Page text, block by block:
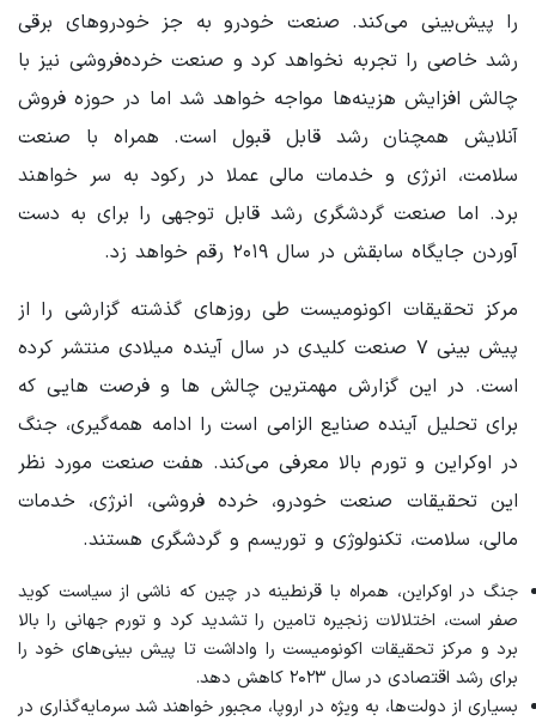
را پیش‌بینی می‌کند. صنعت خودرو به جز خودروهای برقی
رشد خاصی را تجربه نخواهد کرد و صنعت خرده‌فروشی نیز با
چالش افزایش هزینه‌ها مواجه خواهد شد اما در حوزه فروش
آنلایش همچنان رشد قابل قبول است. همراه با صنعت
سلامت، انرژی و خدمات مالی عملا در رکود به سر خواهند
برد. اما صنعت گردشگری رشد قابل توجهی را برای به دست
آوردن جایگاه سابقش در سال ۲۰۱۹ رقم خواهد زد.
مرکز تحقیقات اکونومیست طی روزهای گذشته گزارشی را از
پیش بینی ۷ صنعت کلیدی در سال آینده میلادی منتشر کرده
است. در این گزارش مهمترین چالش ها و فرصت هایی که
برای تحلیل آینده صنایع الزامی است را ادامه همه‌گیری، جنگ
در اوکراین و تورم بالا معرفی می‌کند. هفت صنعت مورد نظر
این تحقیقات صنعت خودرو، خرده فروشی، انرژی، خدمات
مالی، سلامت، تکنولوژی و توریسم و گردشگری هستند.
جنگ در اوکراین، همراه با قرنطینه در چین که ناشی از سیاست کوید
صفر است، اختلالات زنجیره تامین را تشدید کرد و تورم جهانی را بالا
برد و مرکز تحقیقات اکونومیست را واداشت تا پیش بینی‌های خود را
برای رشد اقتصادی در سال ۲۰۲۳ کاهش دهد.
بسیاری از دولت‌ها، به ویژه در اروپا، مجبور خواهند شد سرمایه‌گذاری در